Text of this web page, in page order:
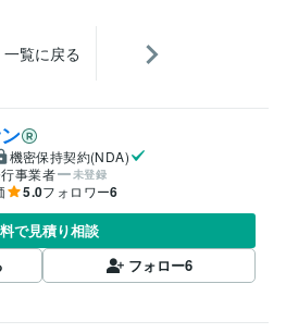
一覧に戻る
機密保持契約(NDA)
事業者
未登録
5.0フォロワー6
で見積り相談
フォロー6